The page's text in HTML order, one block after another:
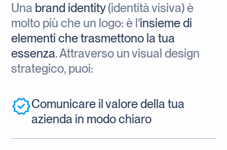
Una brand identity(identità visiva) è
molto più che un logo: è l’insieme di
elementi che trasmettono la tua
essenza. Attraverso un visual design
strategico, puoi:
Comunicare il valore della tua
azienda in modo chiaro